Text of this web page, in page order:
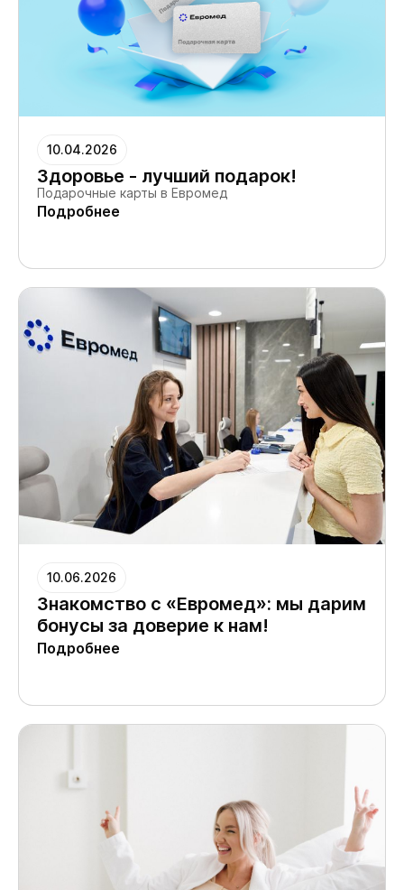
10.04.2026
Здоровье - лучший подарок!
Подарочные карты в Евромед
Подробнее
10.06.2026
Знакомство с «Евромед»: мы дарим
бонусы за доверие к нам!
Подробнее